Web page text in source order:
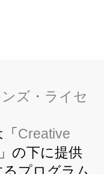
Creative
」の下に提供